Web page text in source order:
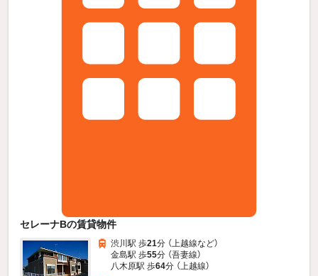
セレーナBの賃貸物件
渋川駅 歩21分 （上越線など）
金島駅 歩55分 （吾妻線）
八木原駅 歩64分 （上越線）